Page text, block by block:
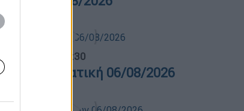
06.08.2026 14:30
στην νοηματική 06/08/2026